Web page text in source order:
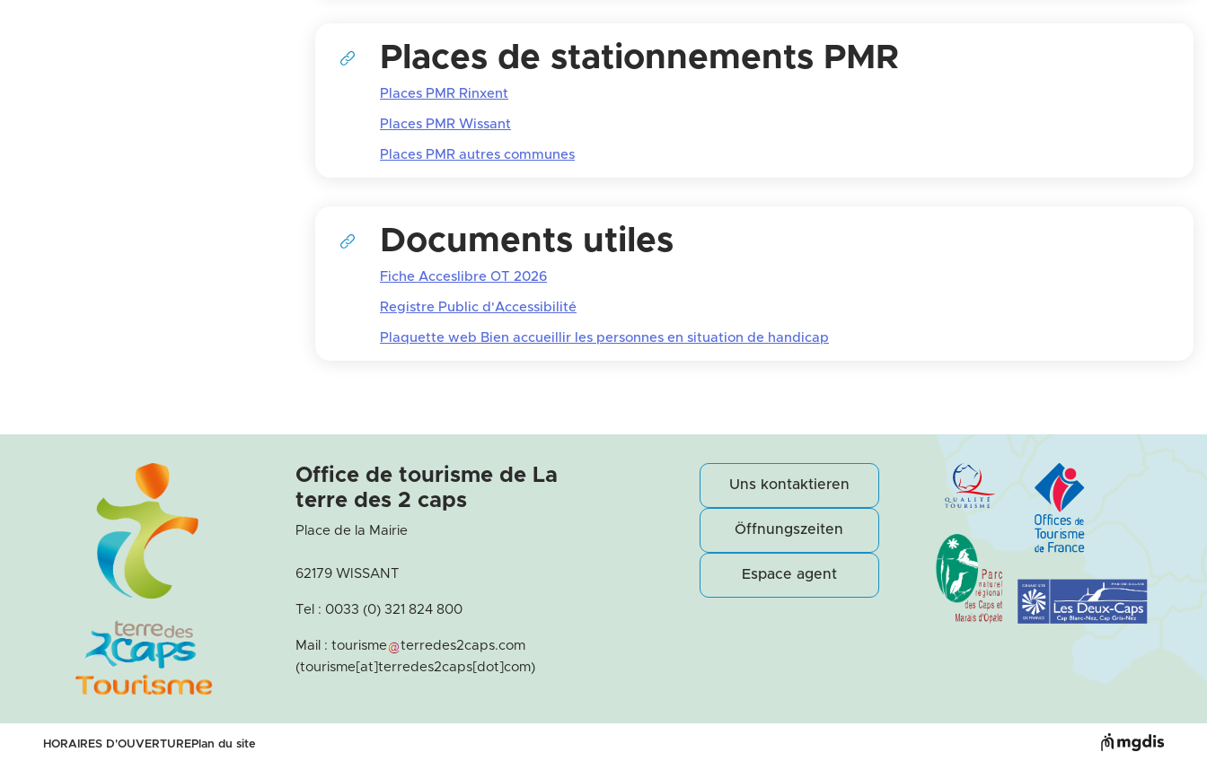
Places de stationnements PMR
Places PMR Rinxent
Places PMR Wissant
Places PMR autres communes
Documents utiles
Fiche Acceslibre OT 2026
Registre Public d'Accessibilité
Plaquette web Bien accueillir les personnes en situation de handicap
Office de tourisme de La
terre des 2 caps
Place de la Mairie
62179 WISSANT
Tel : 0033 (0) 321 824 800
Mail : tourisme terredes2caps.com
(tourisme[at]terredes2caps[dot]com)
Uns kontaktieren
Öffnungszeiten
Espace agent
HORAIRES D'OUVERTUREPlan du site